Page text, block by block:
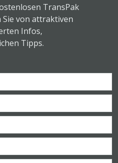
TransPak
von attraktiven
Infos,
Tipps.